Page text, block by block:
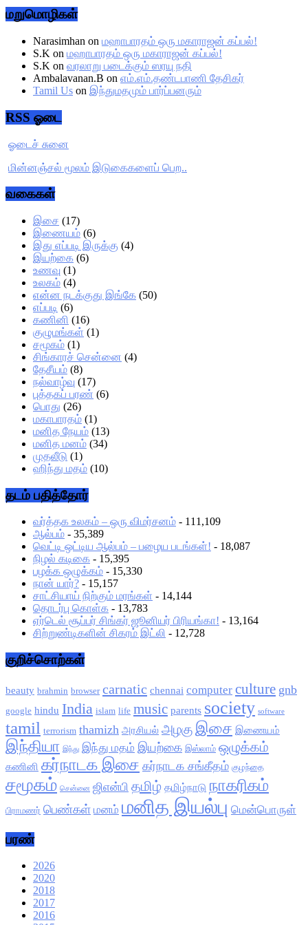
மறுமொழிகள்
Narasimhan on மஹாபாரதம் ஒரு மகாராஜன் கப்பல்!
S.K on மஹாபாரதம் ஒரு மகாராஜன் கப்பல்!
S.K on வரலாறு படைக்கும் ஸரயு நதி
Ambalavanan.B on எம்.எம்.தண்டபாணி தேசிகர்
Tamil Us on இந்துமதமும் பார்ப்பனரும்
RSS ஓடை
ஓடைச் சுனை
மின்னஞ்சல் மூலம் இடுகைகளைப் பெற..
வகைகள்
இசை (17)
இணையம் (6)
இது எப்படி இருக்கு (4)
இயற்கை (6)
உணவு (1)
உலகம் (4)
என்ன நடக்குது இங்கே (50)
எப்படி (6)
கணினி (16)
குழுமங்கள் (1)
சமூகம் (1)
சிங்காரச் சென்னை (4)
தேசீயம் (8)
நல்வாழ்வு (17)
புத்தகப் பரண் (6)
பொது (26)
மகாபாரதம் (1)
மனித நேயம் (13)
மனித மனம் (34)
முதலீடு (1)
ஹிந்து மதம் (10)
தடம் பதித்தோர்
வர்த்தக உலகம் – ஒரு விமர்சனம் - 111,109
ஆல்பம் - 35,389
வெட்டி ஒட்டிய ஆல்பம் – பழைய படங்கள்! - 18,087
நிழல் கடிகை - 15,395
பழக்க ஒழுக்கம் - 15,330
நான் யார்? - 15,157
சாட்சியாய் நிற்கும் மரங்கள் - 14,144
தொடர்பு கொள்க - 13,783
ஏர்டெல் சூப்பர் சிங்கர் ஜூனியர் பிரியங்கா! - 13,164
சிற்றுண்டிகளின் சிகரம் இட்லி - 12,728
குறிச்சொற்கள்
beauty brahmin browser carnatic chennai computer culture gnb
google hindu India islam life music parents society software
tamil terrorism thamizh அரசியல் அழகு இசை இணையம்
இந்தியா இந்து இந்து மதம் இயற்கை இஸ்லாம் ஒழுக்கம்
கணினி கர்நாடக இசை கர்நாடக சங்கீதம் குழந்தை
சமூகம் சென்னை ஜிஎன்பி தமிழ் தமிழ்நாடு நாகரிகம்
பிராமணர் பெண்கள் மனம் மனித இயல்பு மென்பொருள்
பரண்
2026
2020
2018
2017
2016